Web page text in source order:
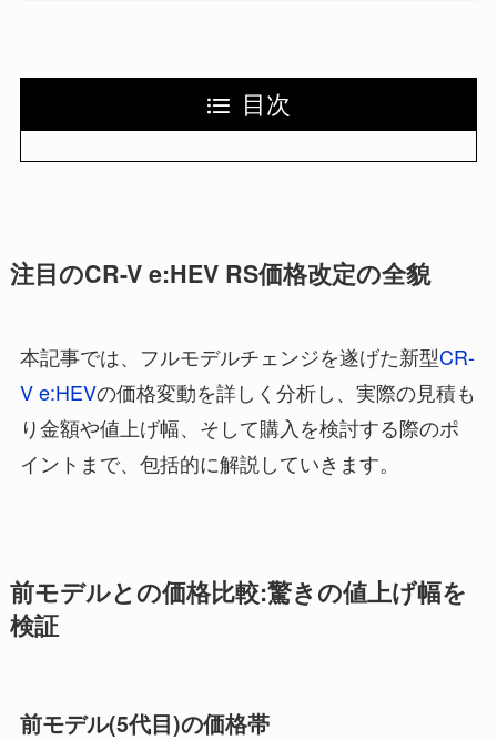
目次
注目のCR-V e:HEV RS価格改定の全貌
本記事では、フルモデルチェンジを遂げた新型CR-
V e:HEVの価格変動を詳しく分析し、実際の見積も
り金額や値上げ幅、そして購入を検討する際のポ
イントまで、包括的に解説していきます。
前モデルとの価格比較:驚きの値上げ幅を
検証
前モデル(5代目)の価格帯